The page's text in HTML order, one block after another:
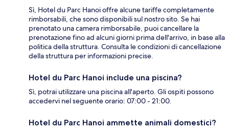
Sì, Hotel du Parc Hanoi offre alcune tariffe completamente
rimborsabili, che sono disponibili sul nostro sito. Se hai
prenotato una camera rimborsabile, puoi cancellare la
prenotazione fino ad alcuni giorni prima dell'arrivo, in base alla
politica della struttura. Consulta le condizioni di cancellazione
della struttura per informazioni precise.
Hotel du Parc Hanoi include una piscina?
Sì, potrai utilizzare una piscina all'aperto. Gli ospiti possono
accedervi nel seguente orario: 07:00 - 21:00.
Hotel du Parc Hanoi ammette animali domestici?